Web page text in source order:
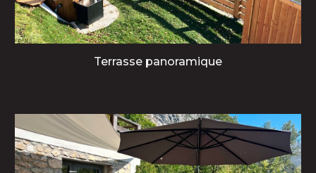
Terrasse panoramique